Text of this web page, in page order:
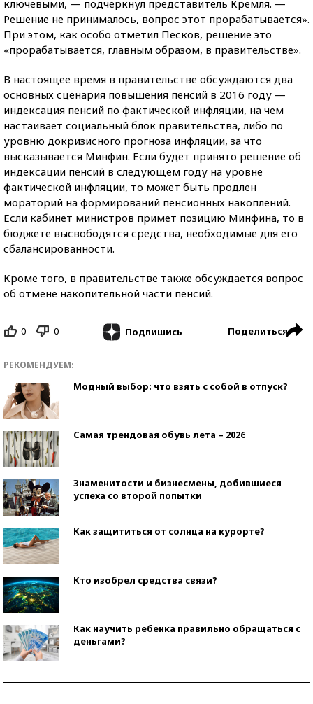
ключевыми, — подчеркнул представитель Кремля. —
Решение не принималось, вопрос этот прорабатывается».
При этом, как особо отметил Песков, решение это
«прорабатывается, главным образом, в правительстве».
В настоящее время в правительстве обсуждаются два
основных сценария повышения пенсий в 2016 году —
индексация пенсий по фактической инфляции, на чем
настаивает социальный блок правительства, либо по
уровню докризисного прогноза инфляции, за что
высказывается Минфин. Если будет принято решение об
индексации пенсий в следующем году на уровне
фактической инфляции, то может быть продлен
мораторий на формирований пенсионных накоплений.
Если кабинет министров примет позицию Минфина, то в
бюджете высвободятся средства, необходимые для его
сбалансированности.
Кроме того, в правительстве также обсуждается вопрос
об отмене накопительной части пенсий.
0 0 Подпишись Поделиться
РЕКОМЕНДУЕМ:
Модный выбор: что взять с собой в отпуск?
Самая трендовая обувь лета – 2026
Знаменитости и бизнесмены, добившиеся
успеха со второй попытки
Как защититься от солнца на курорте?
Кто изобрел средства связи?
Как научить ребенка правильно обращаться с
деньгами?